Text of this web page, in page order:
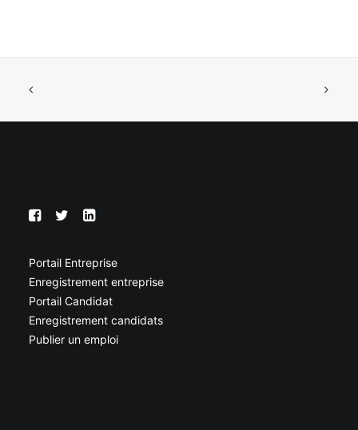
Portail Entreprise
Enregistrement entreprise
Portail Candidat
Enregistrement candidats
Publier un emploi